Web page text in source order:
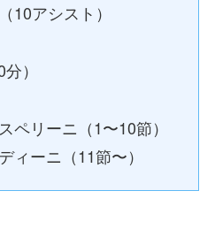
10アシスト）
）
ペリーニ（1〜10節）
ーニ（11節〜）